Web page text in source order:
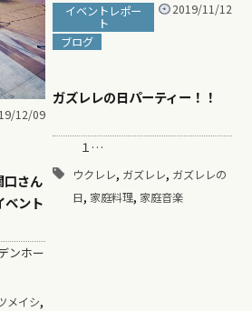
12/09
口さん
ベント
ンホー
メイシ,
イベントレポー
ト
ブログ
2019/11/12
ガズレレの日パーティー！！
１…
ウクレレ, ガズレレ, ガズレレの
日, 家庭料理, 家庭音楽